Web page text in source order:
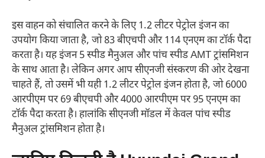
इस वाहन को संचालित करने के लिए 1.2 लीटर पेट्रोल इंजन का
उपयोग किया जाता है, जो 83 बीएचपी और 114 एनएम का टॉर्क पैदा
करता है। यह इंजन 5 स्पीड मैनुअल और पांच स्पीड AMT ट्रांसमिशन
के साथ आता है। लेकिन अगर आप सीएनजी संस्करण की ओर देखना
चाहते हैं, तो उसमें भी यही 1.2 लीटर पेट्रोल इंजन होता है, जो 6000
आरपीएम पर 69 बीएचपी और 4000 आरपीएम पर 95 एनएम का
टॉर्क पैदा करता है। हालांकि सीएनजी मॉडल में केवल पांच स्पीड
मैनुअल ट्रांसमिशन होता है।